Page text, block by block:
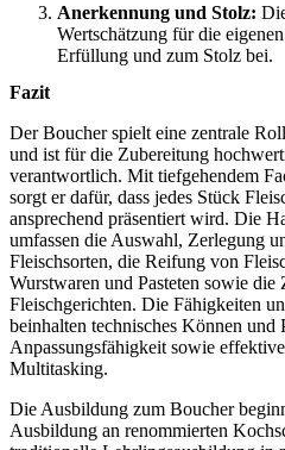
Anerkennung und Stolz:
Wertschätzung für die
Erfüllung und zum Stolz bei.
Fazit
Der Boucher spielt eine zentrale
und ist für die Zubereitung
verantwortlich. Mit tiefgehendem
sorgt er dafür, dass jedes Stück
ansprechend präsentiert wird. Die
umfassen die Auswahl, Zerlegung
Fleischsorten, die Reifung von
Wurstwaren und Pasteten sowie
Fleischgerichten. Die Fähigkeiten
beinhalten technisches Können
Anpassungsfähigkeit sowie
Multitasking.
Die Ausbildung zum Boucher
Ausbildung an renommierten